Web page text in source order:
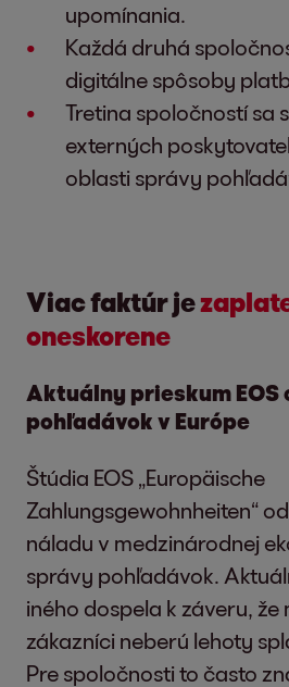
upomínania.
Každá druhá
digitálne spôsoby
Tretina spoločností sa
externých
oblasti správy
Viac faktúr je
oneskorene
Aktuálny prieskum EOS
pohľadávok v Európe
Štúdia EOS „Europäische
Zahlungsgewohnheiten“
náladu v medzinárodnej
správy pohľadávok.
iného dospela k záveru, že
zákazníci neberú lehoty
Pre spoločnosti to často